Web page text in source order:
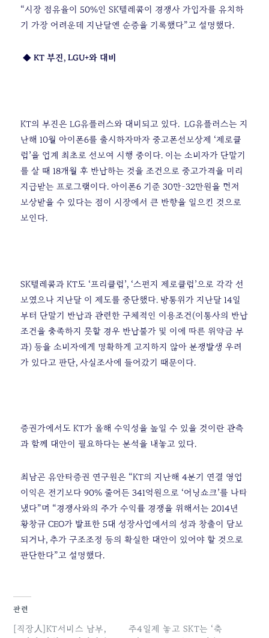
“시장 점유율이 50%인 SK텔레콤이 경쟁사 가입자를 유치하
기 가장 어려운데 지난달엔 순증을 기록했다”고 설명했다.
◆ KT 부진, LGU+와 대비
KT의 부진은 LG유플러스와 대비되고 있다.LG유플러스는 지
난해 10월 아이폰6를 출시하자마자 중고폰선보상제 ‘제로클
럽’을 업계 최초로 선보여 시행 중이다. 이는 소비자가 단말기
를 살 때 18개월 후 반납하는 것을 조건으로 중고가격을 미리
지급받는 프로그램이다. 아이폰6 기준 30만~32만원을 먼저
보상받을 수 있다는 점이 시장에서 큰 반향을 일으킨 것으로
보인다.
SK텔레콤과 KT도 ‘프리클럽’, ‘스펀지 제로클럽’으로 각각 선
보였으나 지난달 이 제도를 중단했다. 방통위가 지난달 14일
부터 단말기 반납과 관련한 구체적인 이용조건(이통사의 반납
조건을 충족하지 못할 경우 반납불가 및 이에 따른 위약금 부
과) 등을 소비자에게 명확하게 고지하지 않아 분쟁발생 우려
가 있다고 판단, 사실조사에 들어갔기 때문이다.
증권가에서도 KT가 올해 수익성을 높일 수 있을 것이란 관측
과 함께 대안이 필요하다는 분석을 내놓고 있다.
최남곤 유안타증권 연구원은 “KT의 지난해 4분기 연결 영업
이익은 전기보다 90% 줄어든 341억원으로 ‘어닝쇼크’를 나타
냈다”며 “경쟁사와의 주가 수익률 경쟁을 위해서는 2014년
황창규 CEO가 발표한 5대 성장사업에서의 성과 창출이 담보
되거나, 추가 구조조정 등의 확실한 대안이 있어야 할 것으로
판단한다”고 설명했다.
관련
[직장人]KT서비스 남부,
주4일제 놓고 SKT는 ‘축